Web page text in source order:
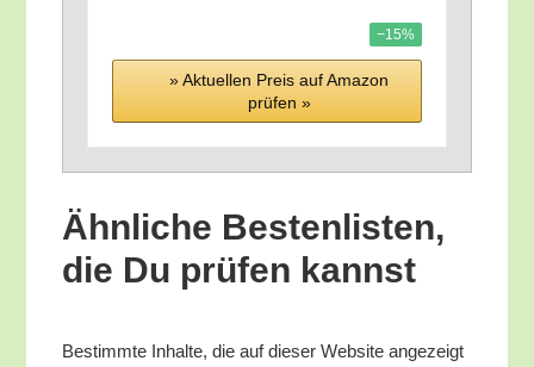
−15%
» Aktu­el­len Preis auf Ama­zon
prü­fen »
Ähn­li­che Bes­ten­lis­ten,
die Du prü­fen kannst
Bestimm­te Inhal­te, die auf die­ser Web­site ange­zeigt